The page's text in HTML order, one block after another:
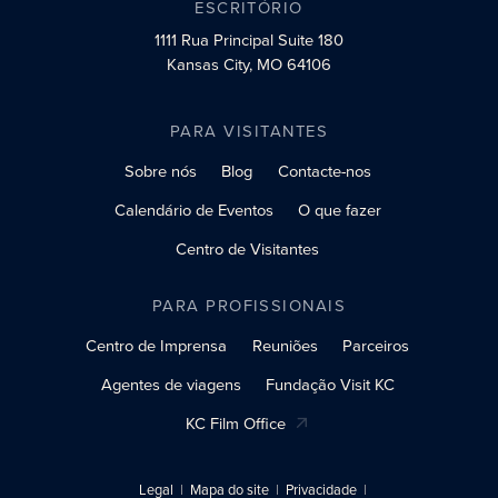
ESCRITÓRIO
1111 Rua PrincipalSuite 180
Kansas City, MO 64106
PARA VISITANTES
Sobre nós
Blog
Contacte-nos
Calendário de Eventos
O que fazer
Centro de Visitantes
PARA PROFISSIONAIS
Centro de Imprensa
Reuniões
Parceiros
Agentes de viagens
Fundação Visit KC
KC Film Office
Legal Mapa do site
Privacidade